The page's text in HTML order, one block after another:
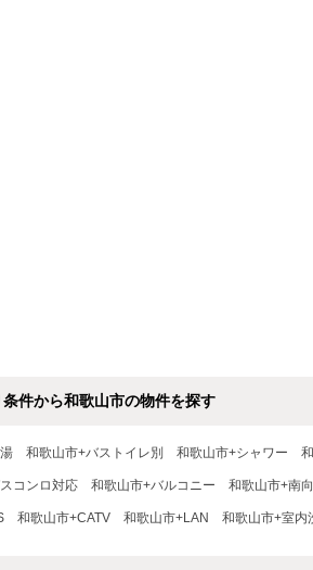
条件から和歌山市の物件を探す
和歌山市+バストイレ別 和歌山市+シャワー
コンロ対応 和歌山市+バルコニー 和歌山市+南
和歌山市+CATV 和歌山市+LAN 和歌山市+室内